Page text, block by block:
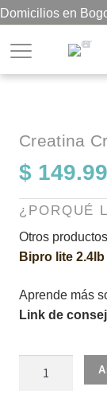
Domicilios en
Creatina
$
¿PORQUÉ
Otros
Bipro lite 2.4lb
Aprende más
Link de